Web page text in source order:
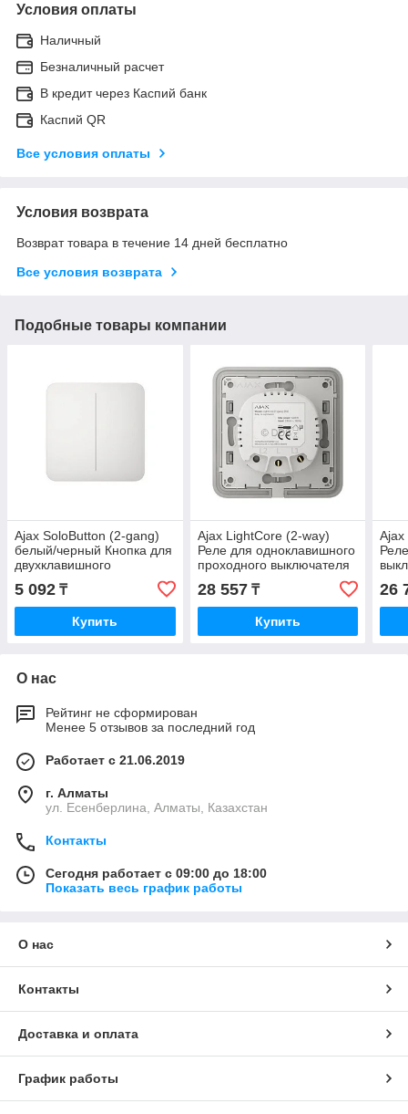
Условия оплаты
Наличный
Безналичный расчет
В кредит через Каспий банк
Каспий QR
Все условия оплаты
Условия возврата
Возврат товара в течение 14 дней бесплатно
Все условия возврата
Подобные товары компании
Ajax SoloButton (2-gang)
белый/черный Кнопка для
двухклавишного
выключателя
5 092 ₸
Купить
Ajax LightCore (2-way)
Реле для одноклавишного
проходного выключателя
28 557₸
Купить
Ajax
26
О нас
Рейтинг не сформирован
Менее 5 отзывов за последний год
Работает с 21.06.2019
г. Алматы
ул. Есенберлина, Алматы, Казахстан
Контакты
Сегодня работает с 09:00 до 18:00
Показать весь график работы
О нас
Контакты
Доставка и оплата
График работы